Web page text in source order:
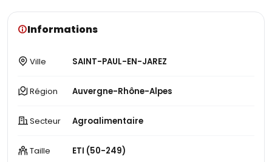
Informations
Ville SAINT-PAUL-EN-JAREZ
Région Auvergne-Rhône-Alpes
Secteur Agroalimentaire
Taille ETI (50-249)